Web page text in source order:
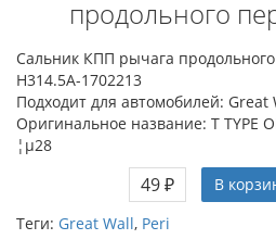
продольного
Сальник КПП рычага
H314.5A-1702213
Подходит для автомобилей: Great
Оригинальное название: T TYPE
¦µ28
49 ₽
В
Теги: Great Wall, Peri